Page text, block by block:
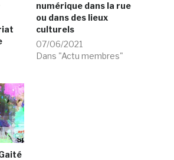
numérique dans la rue
ou dans des lieux
culturels
07/06/2021
Dans "Actu membres"